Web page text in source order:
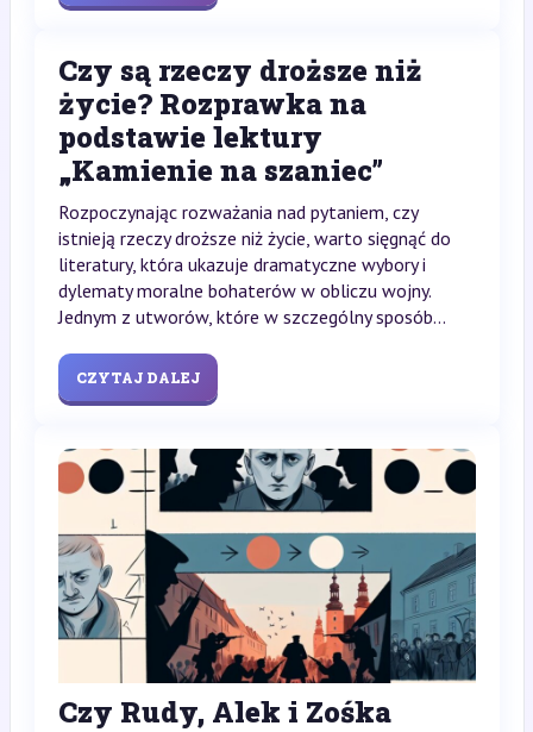
Czy są rzeczy droższe niż
życie? Rozprawka na
podstawie lektury
„Kamienie na szaniec”
Rozpoczynając rozważania nad pytaniem, czy
istnieją rzeczy droższe niż życie, warto sięgnąć do
literatury, która ukazuje dramatyczne wybory i
dylematy moralne bohaterów w obliczu wojny.
Jednym z utworów, które w szczególny sposób...
CZYTAJ DALEJ
Czy Rudy, Alek i Zośka